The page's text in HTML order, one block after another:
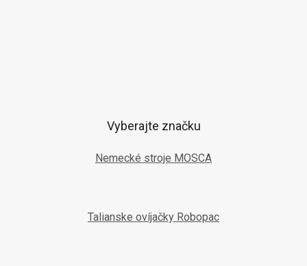
Vyberajte značku
Nemecké stroje MOSCA
Talianske ovíjačky Robopac